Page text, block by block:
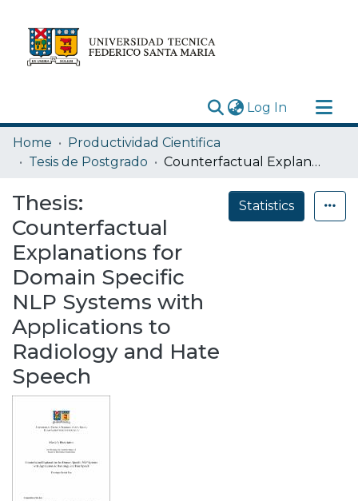
Log In (current)
Research Outputs
Statistics
Depósito
Home
Productividad Cientifica
Tesis de Postgrado
Counterfactual Explanations for Domain Specific NLP Systems with Applications to Radiology and Hate Speech
Thesis:
Counterfactual
Explanations for
Domain Specific
NLP Systems with
Applications to
Radiology and Hate
Speech
Statistics